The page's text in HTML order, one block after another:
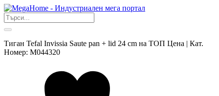
Тиган Tefal Invissia Saute pan + lid 24 cm на ТОП Цена | Кат.
Номер: M044320